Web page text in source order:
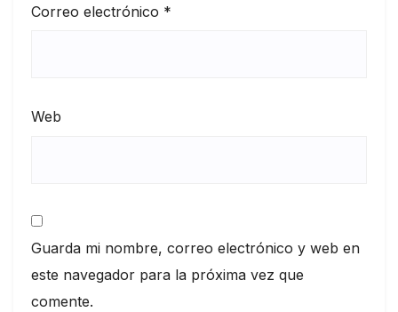
Correo electrónico *
Web
Guarda mi nombre, correo electrónico y web en
este navegador para la próxima vez que
comente.